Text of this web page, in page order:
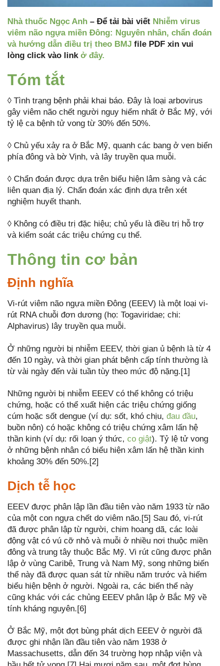
Nhà thuốc Ngọc Anh – Để tải bài viết Nhiễm virus
viêm não ngựa miền Đông: Nguyên nhân, chẩn đoán
và hướng dẫn điều trị theo BMJ file PDF xin vui
lòng click vào link ở đây.
Tóm tắt
◊ Tình trạng bệnh phải khai báo. Đây là loại arbovirus
gây viêm não chết người nguy hiểm nhất ở Bắc Mỹ, với
tỷ lệ ca bệnh tử vong từ 30% đến 50%.
◊ Chủ yếu xảy ra ở Bắc Mỹ, quanh các bang ở ven biển
phía đông và bờ Vịnh, và lây truyền qua muỗi.
◊ Chẩn đoán được dựa trên biểu hiện lâm sàng và các
liên quan địa lý. Chẩn đoán xác định dựa trên xét
nghiệm huyết thanh.
◊ Không có điều trị đặc hiệu; chủ yếu là điều trị hỗ trợ
và kiểm soát các triệu chứng cụ thể.
Thông tin cơ bản
Định nghĩa
Vi-rút viêm não ngựa miền Đông (EEEV) là một loại vi-
rút RNA chuỗi đơn dương (họ: Togaviridae; chi:
Alphavirus) lây truyền qua muỗi.
Ở những người bị nhiễm EEEV, thời gian ủ bệnh là từ 4
đến 10 ngày, và thời gian phát bệnh cấp tính thường là
từ vài ngày đến vài tuần tùy theo mức độ nặng.[1]
Những người bị nhiễm EEEV có thể không có triệu
chứng, hoặc có thể xuất hiện các triệu chứng giống
cúm hoặc sốt dengue (ví dụ: sốt, khó chịu, đau đầu,
buồn nôn) có hoặc không có triệu chứng xâm lấn hệ
thần kinh (ví dụ: rối loạn ý thức, co giật). Tỷ lệ tử vong
ở những bệnh nhân có biểu hiện xâm lấn hệ thần kinh
khoảng 30% đến 50%.[2]
Dịch tễ học
EEEV được phân lập lần đầu tiên vào năm 1933 từ não
của một con ngựa chết do viêm não.[5] Sau đó, vi-rút
đã được phân lập từ người, chim hoang dã, các loài
động vật có vú cỡ nhỏ và muỗi ở nhiều nơi thuộc miền
đông và trung tây thuộc Bắc Mỹ. Vi rút cũng được phân
lập ở vùng Caribê, Trung và Nam Mỹ, song những biến
thể này đã được quan sát từ nhiều năm trước và hiếm
biểu hiện bệnh ở người. Ngoài ra, các biến thể này
cũng khác với các chủng EEEV phân lập ở Bắc Mỹ về
tính kháng nguyên.[6]
Ở Bắc Mỹ, một đợt bùng phát dịch EEEV ở người đã
được ghi nhận lần đầu tiên vào năm 1938 ở
Massachusetts, dẫn đến 34 trường hợp nhập viện và